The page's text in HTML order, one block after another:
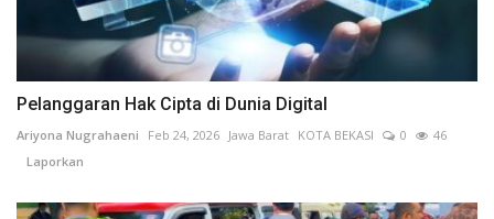
Pelanggaran Hak Cipta di Dunia Digital
Ariyona Nugrahaeni Feb 24, 2026 Jawa Barat KOTA BEKASI 0
46
Laporkan